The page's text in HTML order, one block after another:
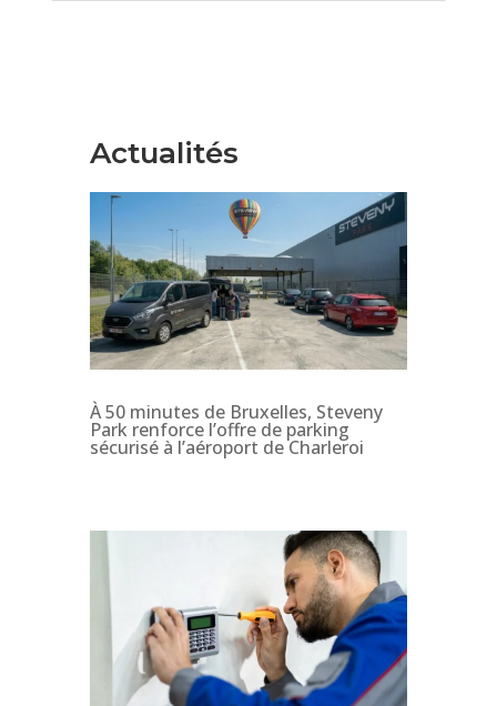
Actualités
À 50 minutes de Bruxelles, Steveny
Park renforce l’offre de parking
sécurisé à l’aéroport de Charleroi